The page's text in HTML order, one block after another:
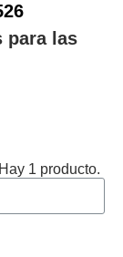
para las
Hay 1 producto.